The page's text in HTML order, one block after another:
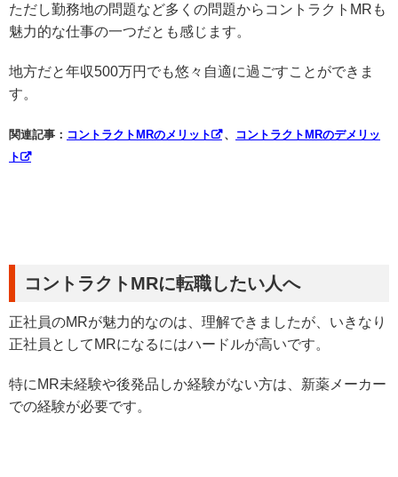
ただし勤務地の問題など多くの問題からコントラクトMRも
魅力的な仕事の一つだとも感じます。
地方だと年収500万円でも悠々自適に過ごすことができま
す。
関連記事： コントラクトMRのメリット 、
コントラクトMRのデメリッ
ト
コントラクトMRに転職したい人へ
正社員のMRが魅力的なのは、理解できましたが、いきなり
正社員としてMRになるにはハードルが高いです。
特にMR未経験や後発品しか経験がない方は、新薬メーカー
での経験が必要です。